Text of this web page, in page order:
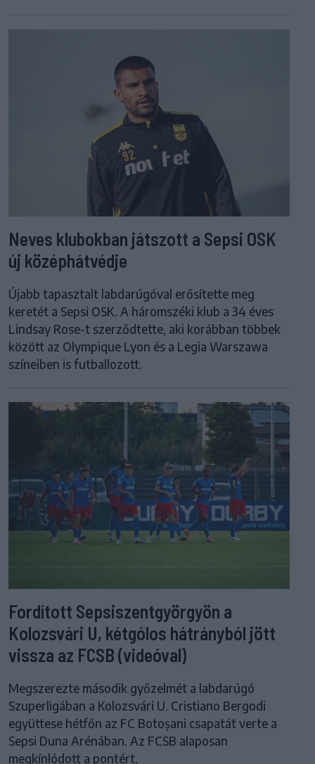
Neves klubokban játszott a Sepsi OSK
új középhátvédje
Újabb tapasztalt labdarúgóval erősítette meg
keretét a Sepsi OSK. A háromszéki klub a 34 éves
Lindsay Rose-t szerződtette, aki korábban többek
között az Olympique Lyon és a Legia Warszawa
színeiben is futballozott.
Fordított Sepsiszentgyörgyön a
Kolozsvári U, kétgólos hátrányból jött
vissza az FCSB (videóval)
Megszerezte második győzelmét a labdarúgó
Szuperligában a Kolozsvári U. Cristiano Bergodi
együttese hétfőn az FC Botoșani csapatát verte a
Sepsi Duna Arénában. Az FCSB alaposan
megkínlódott a pontért.